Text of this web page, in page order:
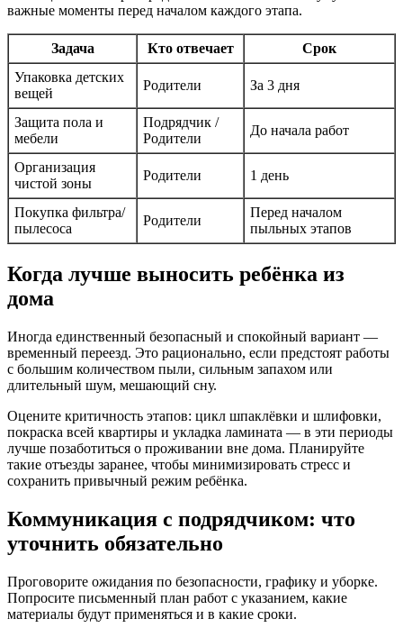
важные моменты перед началом каждого этапа.
Задача Кто отвечает
Срок
Упаковка детских
вещей
Родители За 3 дня
Защита пола и
мебели
Подрядчик /
Родители
До начала работ
Организация
чистой зоны
Родители 1 день
Покупка фильтра/
пылесоса
Родители
Перед началом
пыльных этапов
Когда лучше выносить ребёнка из
дома
Иногда единственный безопасный и спокойный вариант —
временный переезд. Это рационально, если предстоят работы
с большим количеством пыли, сильным запахом или
длительный шум, мешающий сну.
Оцените критичность этапов: цикл шпаклёвки и шлифовки,
покраска всей квартиры и укладка ламината — в эти периоды
лучше позаботиться о проживании вне дома. Планируйте
такие отъезды заранее, чтобы минимизировать стресс и
сохранить привычный режим ребёнка.
Коммуникация с подрядчиком: что
уточнить обязательно
Проговорите ожидания по безопасности, графику и уборке.
Попросите письменный план работ с указанием, какие
материалы будут применяться и в какие сроки.